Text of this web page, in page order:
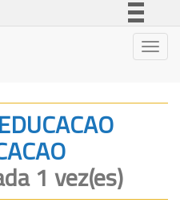
Legislação
Canais
1 vez(es)